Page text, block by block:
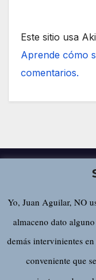
Este sitio usa
Aprende cómo
comentarios.
Funciona gracias a
Yo, Juan Aguilar, NO
almaceno dato
demás intervinientes
conveniente que